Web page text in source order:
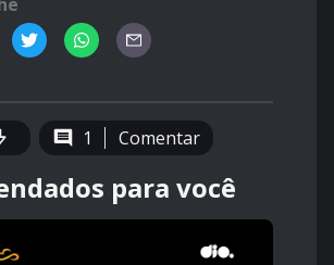
1 Comentar
para você